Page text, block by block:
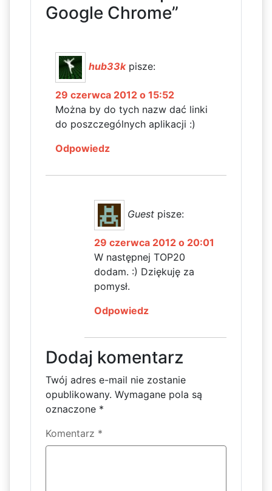
Google Chrome”
hub33k pisze:
29 czerwca 2012 o 15:52
Można by do tych nazw dać linki
do poszczególnych aplikacji :)
Odpowiedz
Guest pisze:
29 czerwca 2012 o 20:01
W następnej TOP20
dodam. :) Dziękuję za
pomysł.
Odpowiedz
Dodaj komentarz
Twój adres e-mail nie zostanie
opublikowany. Wymagane pola są
oznaczone *
Komentarz *